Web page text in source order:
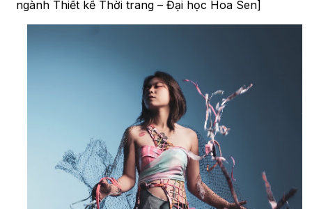
ngành Thiết kế Thời trang – Đại học Hoa Sen]